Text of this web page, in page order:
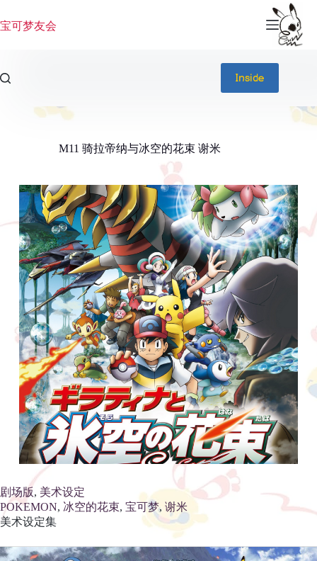
过
宝可梦友会
Inside
M11 骑拉帝纳与冰空的花束 谢米
剧场版, 美术设定
POKEMON, 冰空的花束, 宝可梦, 谢米
美术设定集